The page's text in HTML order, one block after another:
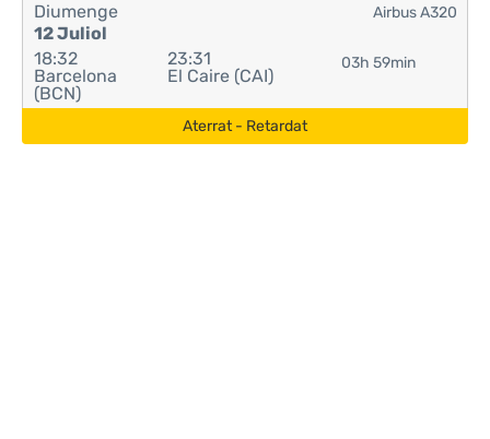
Diumenge
12 Juliol
18:32
Barcelona
(BCN)
23:31
El Caire (CAI)
03h 59min
Airbus A320
Aterrat - Retardat